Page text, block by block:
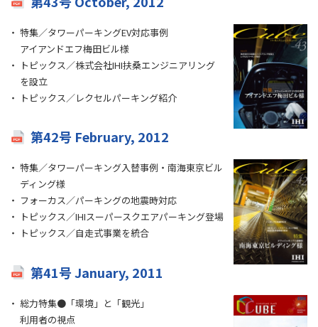
特集／タワーパーキングEV対応事例
アイアンドエフ梅田ビル様
トピックス／株式会社IHI扶桑エンジニアリング
を設立
トピックス／レクセルパーキング紹介
第42号 February, 2012
特集／タワーパーキング入替事例・南海東京ビル
ディング様
フォーカス／パーキングの地震時対応
トピックス／IHIスーパースクエアパーキング登場
トピックス／自走式事業を統合
第41号 January, 2011
総力特集●「環境」と「観光」
利用者の視点